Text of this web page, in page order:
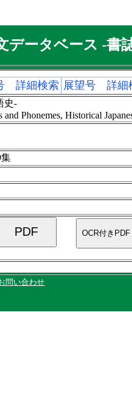
データベース -書
詳細検索 展望号 詳細
史-
Phonemes, Historical
集
問い合わせ